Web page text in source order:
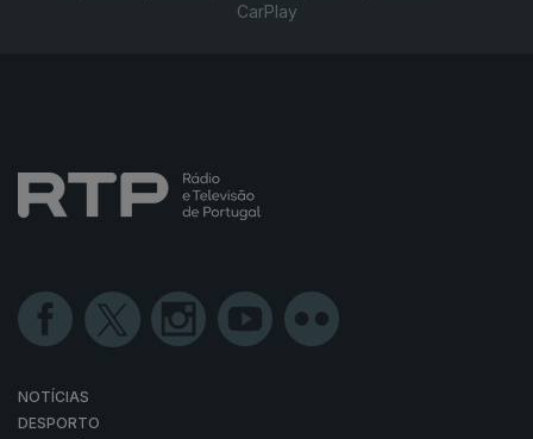
CarPlay
NOTÍCIAS
DESPORTO